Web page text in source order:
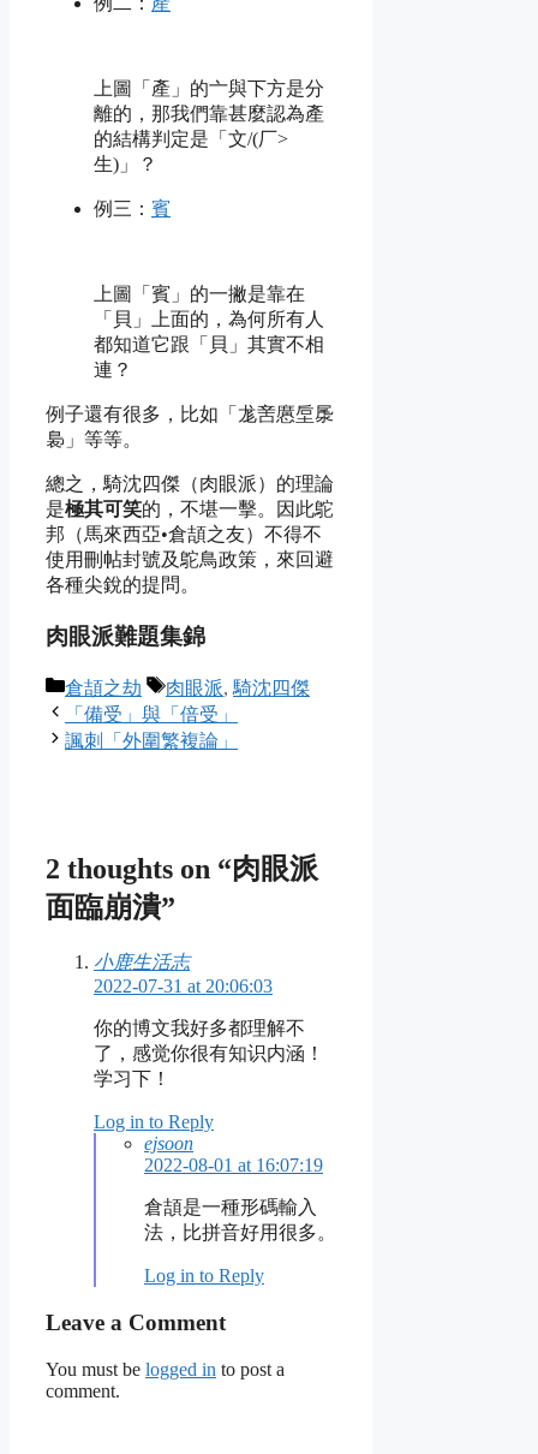
上圖「產」的亠與下方是分
離的，那我們靠甚麼認為產
的結構判定是「文/(厂>
生)」？
例三： 賓
上圖「賓」的一撇是靠在
「貝」上面的，為何所有人
都知道它跟「貝」其實不相
連？
例子還有很多，比如「尨㖖懬垕㞙
裊」等等。
總之，騎沈四傑（肉眼派）的理論
是極其可笑的，不堪一擊。因此鴕
邦（馬來西亞•倉頡之友）不得不
使用刪帖封號及鴕鳥政策，來回避
各種尖銳的提問。
肉眼派難題集錦
Categories
倉頡之劫 Tags
肉眼派, 騎沈四傑
「備受」與「倍受」
諷刺「外圍繁複論」
2 thoughts on “肉眼派
面臨崩潰”
小鹿生活志
2022-07-31 at 20:06:03
你的博文我好多都理解不
了，感觉你很有知识内涵！
学习下！
Log in to Reply
ejsoon
2022-08-01 at 16:07:19
倉頡是一種形碼輸入
法，比拼音好用很多。
Log in to Reply
Leave a Comment
You must be logged in to post a
comment.